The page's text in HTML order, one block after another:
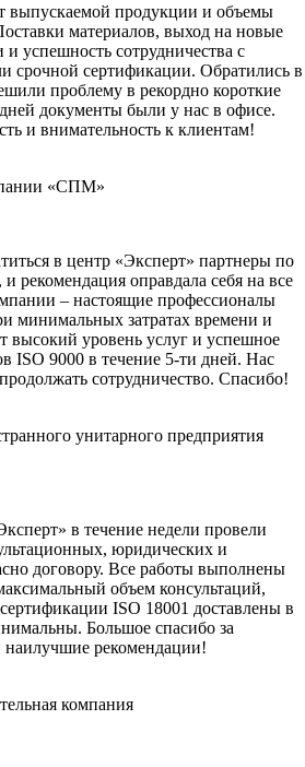
выпускаемой продукции и объемы
материалов, выход на новые
успешность сотрудничества с
срочной сертификации. Обратились в
проблему в рекордно короткие
документы были у нас в офисе.
и внимательность к клиентам!
«СПМ»
в центр «Эксперт» партнеры по
и рекомендация оправдала себя на все
– настоящие профессионалы
минимальных затратах времени и
высокий уровень услуг и успешное
ISO 9000 в течение 5-ти дней. Нас
сотрудничество. Спасибо!
унитарного предприятия
в течение недели провели
юридических и
договору. Все работы выполнены
объем консультаций,
ISO 18001 доставлены в
Большое спасибо за
наилучшие рекомендации!
компания